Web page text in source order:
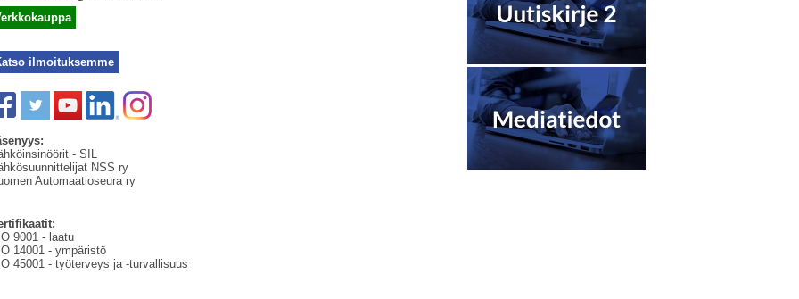
ilmoituksemme
- SIL
NSS ry
Automaatioseura ry
9001 - laatu
14001 - ympäristö
45001 - työterveys ja -turvallisuus